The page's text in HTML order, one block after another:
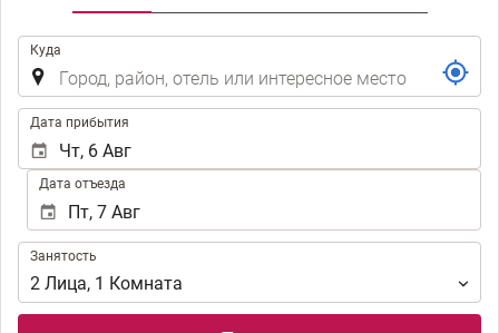
Куда
Дата прибытия
Дата отъезда
Занятость
Занятость
2 Лица, 1 Комната